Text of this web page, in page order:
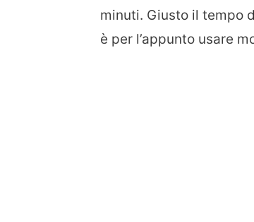
minuti. Giusto il tempo
è per l’appunto usare